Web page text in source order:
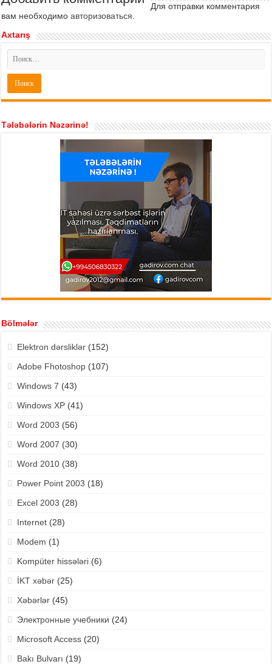
Для отправки комментария
вам необходимоавторизоваться
Axtarış
Tələbələrin Nəzərinə!
Bölmələr
Elektron dərsliklər(152)
Adobe Fhotoshop(107)
Windows 7 (43)
Windows XP(41)
Word 2003 (56)
Word 2007 (30)
Word 2010(38)
Power Point 2003 (18)
Excel 2003 (28)
Internet(28)
Modem (1)
Kompüter hissələri(6)
İKT xəbər(25)
Xəbərlər(45)
Электронные учебники (24)
Microsoft Access(20)
Bakı Bulvarı (19)